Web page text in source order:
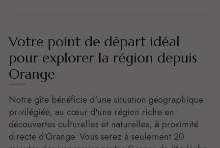
Votre point de départ idéal
pour explorer la région depuis
Orange
Notre gîte bénéficie d'une situation géographique
privilégiée, au cœur d'une région riche en
découvertes culturelles et naturelles, à proximité
directe d'Orange. Vous serez à seulement 20